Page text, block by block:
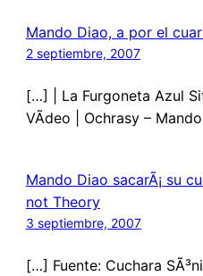
Mando Diao, a por el
2 septiembre, 2007
[…] | La Furgoneta Azul
VÃ­deo | Ochrasy –
Mando Diao sacarÃ¡ su
not Theory
3 septiembre, 2007
[…] Fuente: Cuchara